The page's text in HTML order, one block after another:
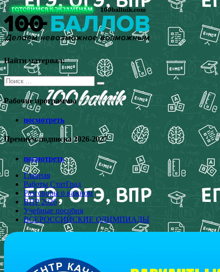
Перейти
к
содержимому
Найти материал:
Поиск
для:
Рабочие программы
посмотреть
Премиум подписка 2026-2027
посмотреть
Главная
Работы СтатГрад
Разговоры о важном
ВПР 2026
Учебные пособия
ВСЕРОССИЙСКИЕ ОЛИМПИАДЫ